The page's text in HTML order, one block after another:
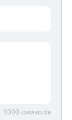
1000 символів